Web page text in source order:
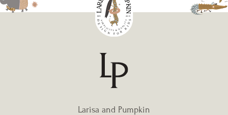
Larisa and Pumpkin